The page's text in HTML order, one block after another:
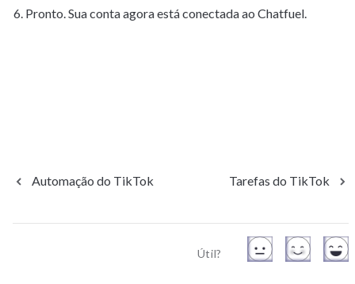
6. Pronto. Sua conta agora está conectada ao Chatfuel.
Automação do TikTok Tarefas do TikTok
Útil?